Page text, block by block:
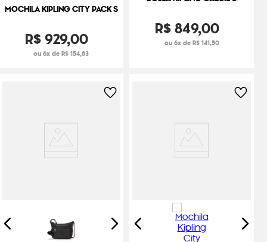
MOCHILA KIPLING CITY PACK S
R$929,00
ou 6x de R$ 154,83
R$849,00
ou 6x de R$ 141,50